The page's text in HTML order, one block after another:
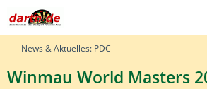
News & Aktuelles: PDC
Winmau World Masters